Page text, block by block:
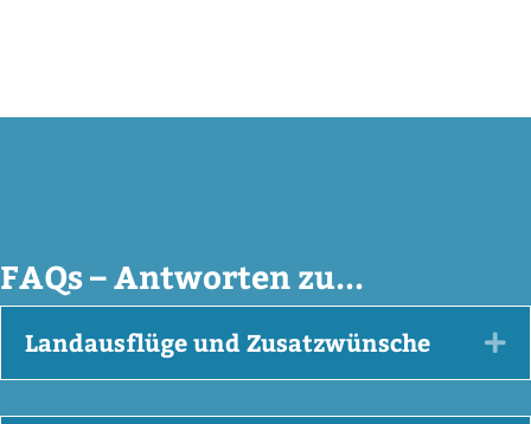
FAQs – Antworten zu...
Landausflüge und Zusatzwünsche